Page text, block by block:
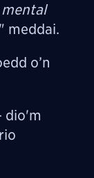
mental
meddai.
o’n
dio'm